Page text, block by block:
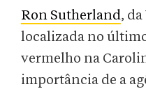
Ron Sutherland,
localizada no
vermelho na
importância de a